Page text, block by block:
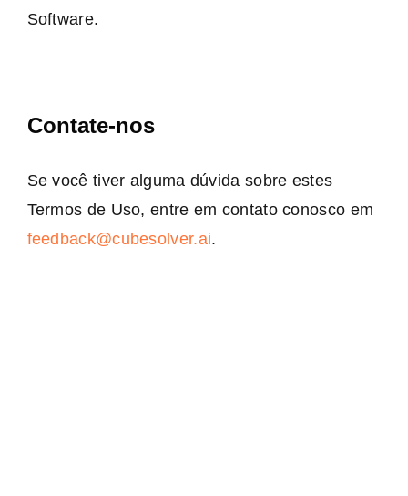
Software.
Contate-nos
Se você tiver alguma dúvida sobre estes
Termos de Uso, entre em contato conosco em
feedback@cubesolver.ai.